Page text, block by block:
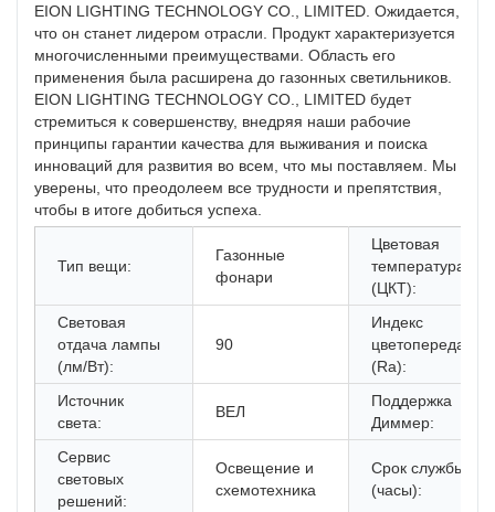
EION LIGHTING TECHNOLOGY CO., LIMITED. Ожидается,
что он станет лидером отрасли. Продукт характеризуется
многочисленными преимуществами. Область его
применения была расширена до газонных светильников.
EION LIGHTING TECHNOLOGY CO., LIMITED будет
стремиться к совершенству, внедряя наши рабочие
принципы гарантии качества для выживания и поиска
инноваций для развития во всем, что мы поставляем. Мы
уверены, что преодолеем все трудности и препятствия,
чтобы в итоге добиться успеха.
Тип вещи:
Газонные
фонари
Цветовая
температура
(ЦКТ):
Световая
отдача лампы
(лм/Вт):
90
Индекс
цветопередачи
(Ra):
Источник
света:
ВЕЛ
Поддержка
Диммер:
Сервис
световых
решений:
Освещение и
схемотехника
Срок службы
(часы):